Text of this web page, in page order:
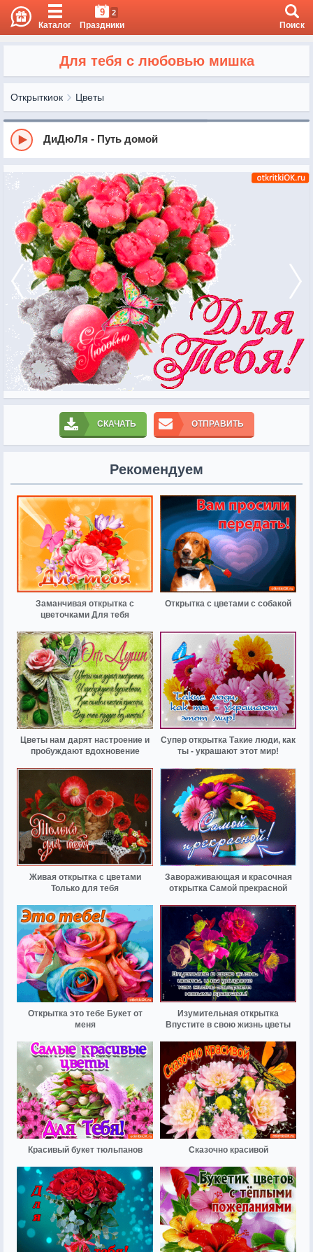
Каталог
9 2
Праздники Поиск
Для тебя с любовью мишка
Открыткиок Цветы
ДиДюЛя - Путь домой
СКАЧАТЬ ОТПРАВИТЬ
Рекомендуем
Заманчивая открытка с
цветочками Для тебя
Открытка с цветами с собакой
Цветы нам дарят настроение и
пробуждают вдохновение
Супер открытка Такие люди, как
ты - украшают этот мир!
Живая открытка с цветами
Только для тебя
Завораживающая и красочная
открытка Самой прекрасной
Открытка это тебе Букет от
меня
Изумительная открытка
Впустите в свою жизнь цветы
Красивый букет тюльпанов Сказочно красивой